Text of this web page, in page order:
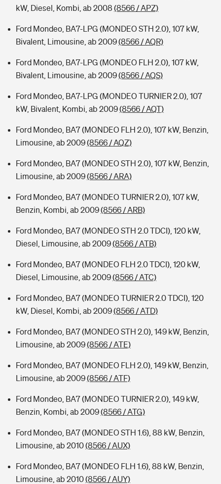
kW, Diesel, Kombi, ab 2008 (8566 / APZ)
Ford Mondeo, BA7-LPG (MONDEO STH 2.0), 107 kW,
Bivalent, Limousine, ab 2009(8566 / AQR)
Ford Mondeo, BA7-LPG (MONDEO FLH 2.0), 107 kW,
Bivalent, Limousine, ab 2009(8566 / AQS)
Ford Mondeo, BA7-LPG (MONDEO TURNIER 2.0), 107
kW, Bivalent, Kombi, ab 2009(8566 / AQT)
Ford Mondeo, BA7 (MONDEO FLH 2.0), 107 kW, Benzin,
Limousine, ab 2009(8566 / AQZ)
Ford Mondeo, BA7 (MONDEO STH 2.0), 107 kW, Benzin,
Limousine, ab 2009(8566 / ARA)
Ford Mondeo, BA7 (MONDEO TURNIER 2.0), 107 kW,
Benzin, Kombi, ab 2009(8566 / ARB)
Ford Mondeo, BA7 (MONDEO STH 2.0 TDCI), 120 kW,
Diesel, Limousine, ab 2009(8566 / ATB)
Ford Mondeo, BA7 (MONDEO FLH 2.0 TDCI), 120 kW,
Diesel, Limousine, ab 2009(8566 / ATC)
Ford Mondeo, BA7 (MONDEO TURNIER 2.0 TDCI), 120
kW, Diesel, Kombi, ab 2009(8566 / ATD)
Ford Mondeo, BA7 (MONDEO STH 2.0), 149 kW, Benzin,
Limousine, ab 2009(8566 / ATE)
Ford Mondeo, BA7 (MONDEO FLH 2.0), 149 kW, Benzin,
Limousine, ab 2009(8566 / ATF)
Ford Mondeo, BA7 (MONDEO TURNIER 2.0), 149 kW,
Benzin, Kombi, ab 2009(8566 / ATG)
Ford Mondeo, BA7 (MONDEO STH 1.6), 88 kW, Benzin,
Limousine, ab 2010(8566 / AUX)
Ford Mondeo, BA7 (MONDEO FLH 1.6), 88 kW, Benzin,
Limousine, ab 2010(8566 / AUY)